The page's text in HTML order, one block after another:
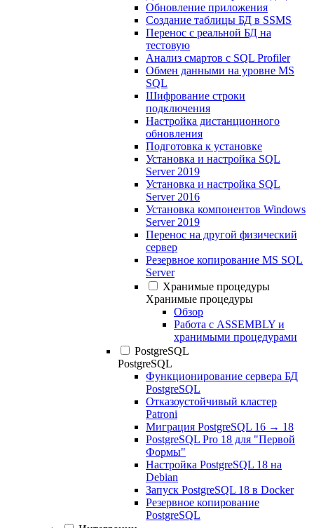
Обновление приложения
Создание таблицы БД в SSMS
Перенос с реальной БД на
тестовую
Анализ смартов с SQL Profiler
Обмен данными на уровне MS
SQL
Шифрование строки
подключения
Настройка дистанционного
обновления
Подготовка к установке
Установка и настройка SQL
Server 2019
Установка и настройка SQL
Server 2016
Установка компонентов Windows
Server 2019
Перенос на другой физический
сервер
Резервное копирование MS SQL
Server
Хранимые процедуры
Хранимые процедуры
Обзор
Работа с ASSEMBLY и
хранимыми процедурами
PostgreSQL
PostgreSQL
Функционирование сервера БД
PostgreSQL
Отказоустойчивый кластер
Patroni
Миграция PostgreSQL 16 → 18
PostgreSQL Pro 18 для "Первой
Формы"
Настройка PostgreSQL 18 на
Debian
Запуск PostgreSQL 18 в Docker
Резервное копирование
PostgreSQL